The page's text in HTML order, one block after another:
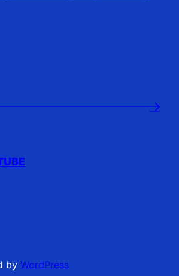
→
by WordPress